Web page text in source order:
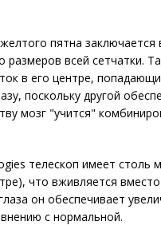
пятна заключается
размеров всей сетчатки.
в его центре,
поскольку другой
мозг "учится"
телескоп имеет столь
что вживляется вместо
он обеспечивает
с нормальной.